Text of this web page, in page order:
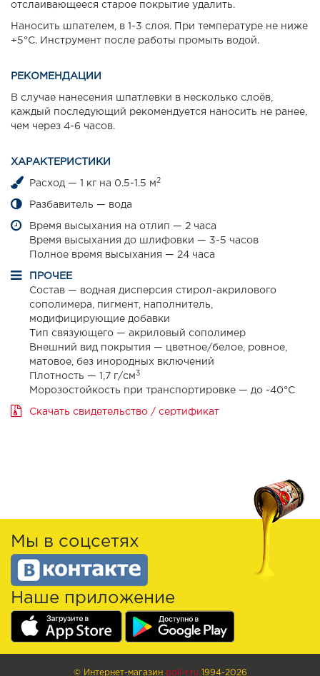
отслаивающееся старое покрытие удалить.
Наносить шпателем, в 1-3 слоя. При температуре не ниже
+5°С. Инструмент после работы промыть водой.
РЕКОМЕНДАЦИИ
В случае нанесения шпатлевки в несколько слоёв,
каждый последующий рекомендуется наносить не ранее,
чем через 4-6 часов.
ХАРАКТЕРИСТИКИ
Расход — 1 кг на 0.5-1.5 м2
Разбавитель — вода
Время высыхания на отлип — 2 часа
Время высыхания до шлифовки — 3-5 часов
Полное время высыхания — 24 часа
ПРОЧЕЕ
Состав — водная дисперсия стирол-акрилового
сополимера, пигмент, наполнитель,
модифицирующие добавки
Тип связующего — акриловый сополимер
Внешний вид покрытия — цветное/белое, ровное,
матовое, без инородных включений
Плотность — 1,7 г/см3
Морозостойкость при транспортировке — до -40°С
Скачать свидетельство / сертификат
Мы в соцсетях
Наше приложение
© Интернет-магазин poli-r.ru1994-2026